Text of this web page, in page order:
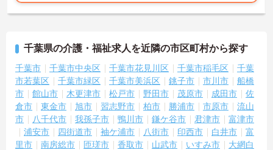
千葉県の介護・福祉求人を近隣の市区町村から探す
千葉市 千葉市中央区 千葉市花見川区 千葉市稲毛区
千葉
市若葉区
千葉市緑区 千葉市美浜区 銚子市 市川市
船橋
市
館山市 木更津市 松戸市 野田市 茂原市 成田市
佐
倉市
東金市 旭市 習志野市 柏市 勝浦市 市原市
流山
市
八千代市 我孫子市 鴨川市 鎌ケ谷市 君津市
富津市
浦安市
四街道市 袖ケ浦市 八街市 印西市 白井市
富
里市
南房総市 匝瑳市 香取市 山武市 いすみ市
大網白